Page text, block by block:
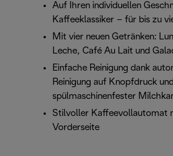
Auf Ihren individuellen
Kaffeeklassiker – für bis zu
Mit vier neuen Getränken:
Leche, Café Au Lait und
Einfache Reinigung dank
Reinigung auf Knopfdruck und
spülmaschinenfester
Stilvoller Kaffeevollautomat
Vorderseite